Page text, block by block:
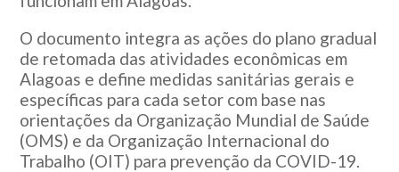
O documento integra as ações do plano gradual
de retomada das atividades econômicas em
Alagoas e define medidas sanitárias gerais e
específicas para cada setor com base nas
orientações da Organização Mundial de Saúde
(OMS) e da Organização Internacional do
Trabalho (OIT) para prevenção da COVID-19.